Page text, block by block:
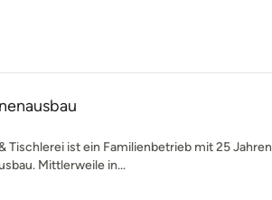
Tischlerei ist ein Familienbetrieb mit 25 Jahren
Mittlerweile in...